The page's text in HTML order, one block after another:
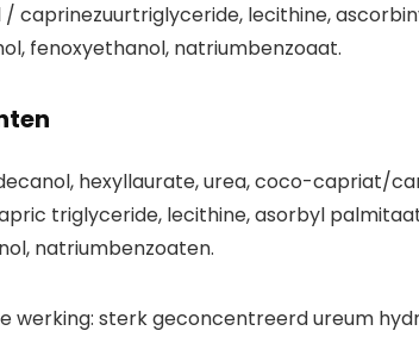
/ caprinezuurtriglyceride, lecithine,
fenoxyethanol, natriumbenzoaat.
hexyllaurate, urea, coco-capriat/
triglyceride, lecithine, asorbyl
natriumbenzoaten.
werking: sterk geconcentreerd ureum